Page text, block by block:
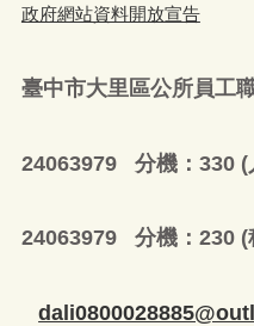
政府網站資料開放宣告
臺中市大里區公所員工
公務人
24063979 分機：330 (
勞基法
24063979 分機：230 (
電子